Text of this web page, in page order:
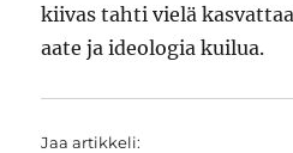
kiivas tahti vielä
aate ja ideologia kuilua.
Jaa artikkeli: